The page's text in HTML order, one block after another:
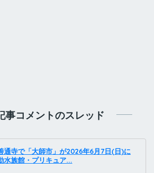
事コメントのスレッド
通寺で「大師市」が2026年6月7日(日)に
水族館・プリキュア...